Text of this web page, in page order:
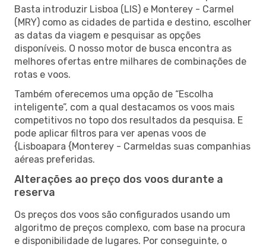
Basta introduzir Lisboa (LIS) e Monterey - Carmel
(MRY) como as cidades de partida e destino, escolher
as datas da viagem e pesquisar as opções
disponíveis. O nosso motor de busca encontra as
melhores ofertas entre milhares de combinações de
rotas e voos.
Também oferecemos uma opção de “Escolha
inteligente”, com a qual destacamos os voos mais
competitivos no topo dos resultados da pesquisa. E
pode aplicar filtros para ver apenas voos de
{Lisboapara {Monterey - Carmeldas suas companhias
aéreas preferidas.
Alterações ao preço dos voos durante a
reserva
Os preços dos voos são configurados usando um
algoritmo de preços complexo, com base na procura
e disponibilidade de lugares. Por conseguinte, o